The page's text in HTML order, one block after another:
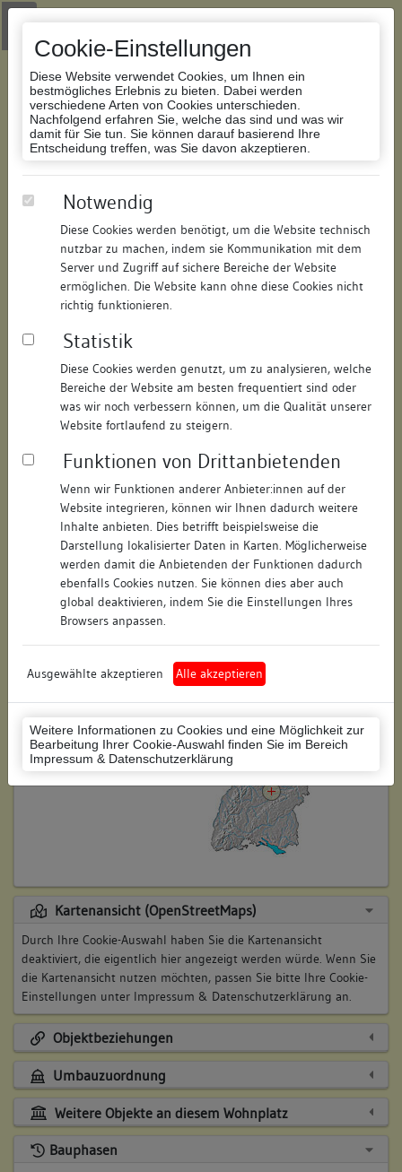
Cookie-Einstellungen
Diese Website verwendet Cookies, um Ihnen ein
bestmögliches Erlebnis zu bieten. Dabei werden
verschiedene Arten von Cookies unterschieden.
Nachfolgend erfahren Sie, welche das sind und was wir
damit für Sie tun. Sie können darauf basierend Ihre
Entscheidung treffen, was Sie davon akzeptieren.
Notwendig
Diese Cookies werden benötigt, um die Website technisch
nutzbar zu machen, indem sie Kommunikation mit dem
Server und Zugriff auf sichere Bereiche der Website
ermöglichen. Die Website kann ohne diese Cookies nicht
richtig funktionieren.
Statistik
Diese Cookies werden genutzt, um zu analysieren, welche
Bereiche der Website am besten frequentiert sind oder
was wir noch verbessern können, um die Qualität unserer
Website fortlaufend zu steigern.
Funktionen von Drittanbietenden
Wenn wir Funktionen anderer Anbieter:innen auf der
Website integrieren, können wir Ihnen dadurch weitere
Inhalte anbieten. Dies betrifft beispielsweise die
Darstellung lokalisierter Daten in Karten. Möglicherweise
werden damit die Anbietenden der Funktionen dadurch
ebenfalls Cookies nutzen. Sie können dies aber auch
global deaktivieren, indem Sie die Einstellungen Ihres
Browsers anpassen.
Ausgewählte akzeptieren Alle akzeptieren
Weitere Informationen zu Cookies und eine Möglichkeit zur
Bearbeitung Ihrer Cookie-Auswahl finden Sie im Bereich
Impressum & Datenschutzerklärung
Zur Navigation springen
Zum Inhalt der Website springen
Datenbank Bauforschung/Restaurierung
331220389234/Datum:08.02.2007
Datenbestand:
Bauforschung
Als PDF herunterladen:
Objektdaten
Straße: Blarerplatz
Hausnummer: 01
Postleitzahl: 73728
Stadt-Teilort: Esslingen am Neckar
Regierungsbezirk: Stuttgart
Esslingen (Landkreis)
Wohnplatzschlüssel: 8116019003
Flurstücknummer: keine
Historischer Straßenname: keiner
Lage des Wohnplatzes:
Kartenansicht (OpenStreetMaps)
Durch Ihre Cookie-Auswahl haben Sie die Kartenansicht
deaktiviert, die eigentlich hier angezeigt werden würde. Wenn Sie
die Kartenansicht nutzen möchten, passen Sie bitte Ihre Cookie-
Einstellungen unter Impressum & Datenschutzerklärung an.
Objektbeziehungen
Umbauzuordnung
Weitere Objekte an diesem Wohnplatz
Bauphasen